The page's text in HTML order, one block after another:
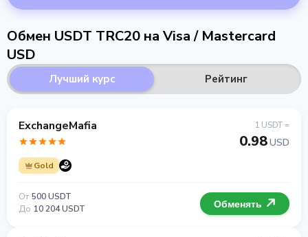
Обмен USDT TRC20 на Visa / Mastercard
USD
Лучший курс Рейтинг
ExchangeMafia
Gold
1 USDT =
0.98USD
От 500 USDT
До 10 204 USDT Обменять